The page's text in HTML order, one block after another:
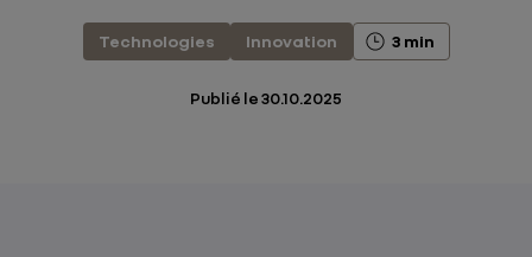
Technologies Innovation 3 min
Publié le30.10.2025